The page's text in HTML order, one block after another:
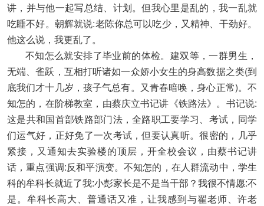
讲，并与他一起写总结、计划。但我心里是乱的，我一乱就
吃睡不好。朝辉就说:老陈你总可以吃少，又精神、干劲好。
他这么说，我更乱了。
不知怎么就安排了毕业前的体检。建双等，一群男生，
无端、雀跃，互相打听诸如一众娇小女生的身高数据之类(到
底我们才十几岁，孩子气总有。又青春暗唤，身心正常)。不
知怎的，在阶梯教室，由蔡庆立书记讲《铁路法》。书记说:
这是共和国首部铁路部门法，全路职工要学习、考试，同学
们运气好，正好免了一次考试，但要认真听。很密的，几乎
紧接，又通知去实验楼的顶层，开全校会议，由蔡书记讲
话，重点强调:反和平演变。不知怎的，在人群流动中，学生
科的牟科长就近了我:小彭家长是不是当干部？我很不情愿:不
是。牟科长高大、普通话又准，让我感到与翟老师、许老